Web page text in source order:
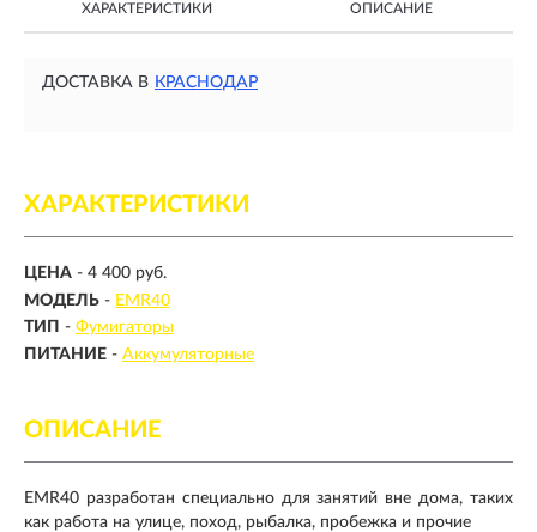
ХАРАКТЕРИСТИКИ ОПИСАНИЕ
ДОСТАВКА В КРАСНОДАР
ХАРАКТЕРИСТИКИ
ЦЕНА - 4 400 руб.
МОДЕЛЬ - EMR40
ТИП - Фумигаторы
ПИТАНИЕ - Аккумуляторные
ОПИСАНИЕ
EMR40 разработан специально для занятий вне дома, таких
как работа на улице, поход, рыбалка, пробежка и прочие